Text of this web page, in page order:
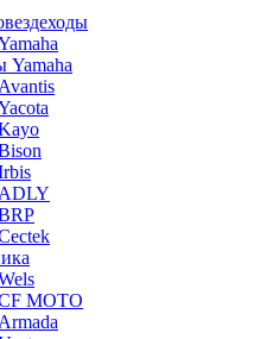
Yamaha
MOTO